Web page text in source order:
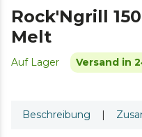
Rock'Ngrill
Melt
Auf Lager Versand in
Beschreibung |